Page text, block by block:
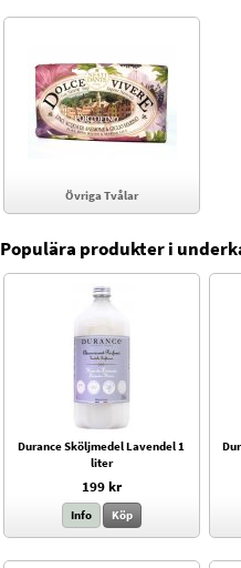
Övriga Tvålar
Populära produkter i
Durance Sköljmedel Lavendel 1
liter
199 kr
Info Köp